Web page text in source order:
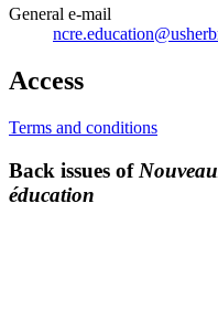
General e-mail
Access
Terms and conditions
Back issues of
éducation